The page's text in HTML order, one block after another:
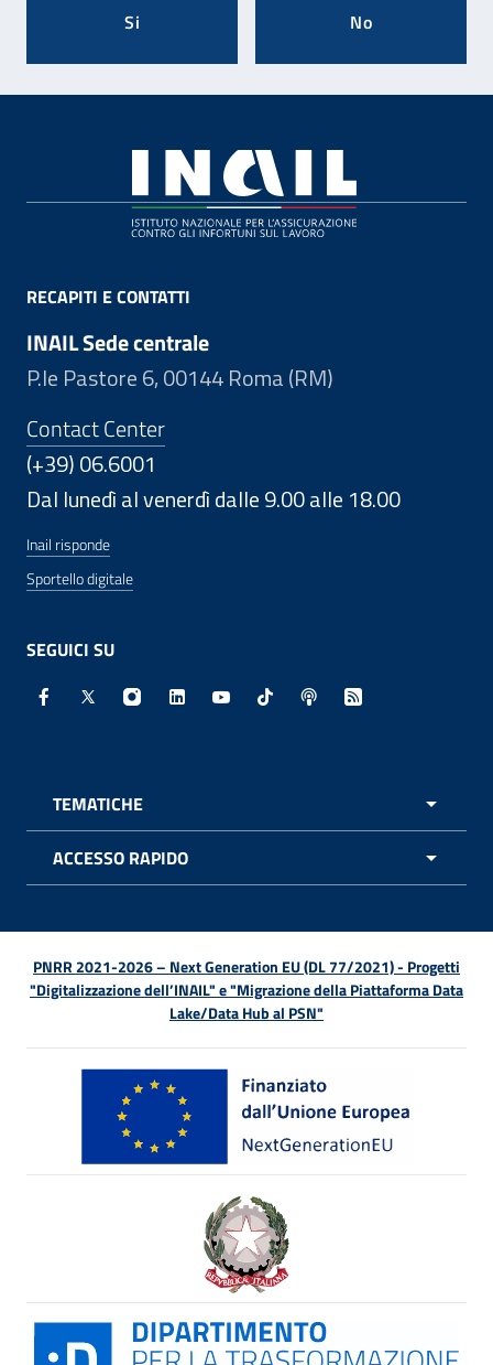
Si No
RECAPITI E CONTATTI
INAIL Sede centrale
P.le Pastore 6, 00144 Roma (RM)
Contact Center
(+39) 06.6001
Dal lunedì al venerdì dalle 9.00 alle 18.00
Inail risponde
Sportello digitale
SEGUICI SU
Facebook - Sito esterno - Apertura in nuova finestra
X - Sito esterno - Apertura in nuova finestra
Instagram - Sito esterno - Apertura in
Linkedin - Sito esterno - Apertura in
Youtube - Sito esterno -
TikTok - Sito esterno -
Spreaker - Sito
Feed RSS -
TEMATICHE
ACCESSO RAPIDO
PNRR 2021-2026 – Next Generation EU (DL 77/2021) - Progetti
"Digitalizzazione dell’INAIL" e "Migrazione della Piattaforma Data
Lake/Data Hub al PSN"